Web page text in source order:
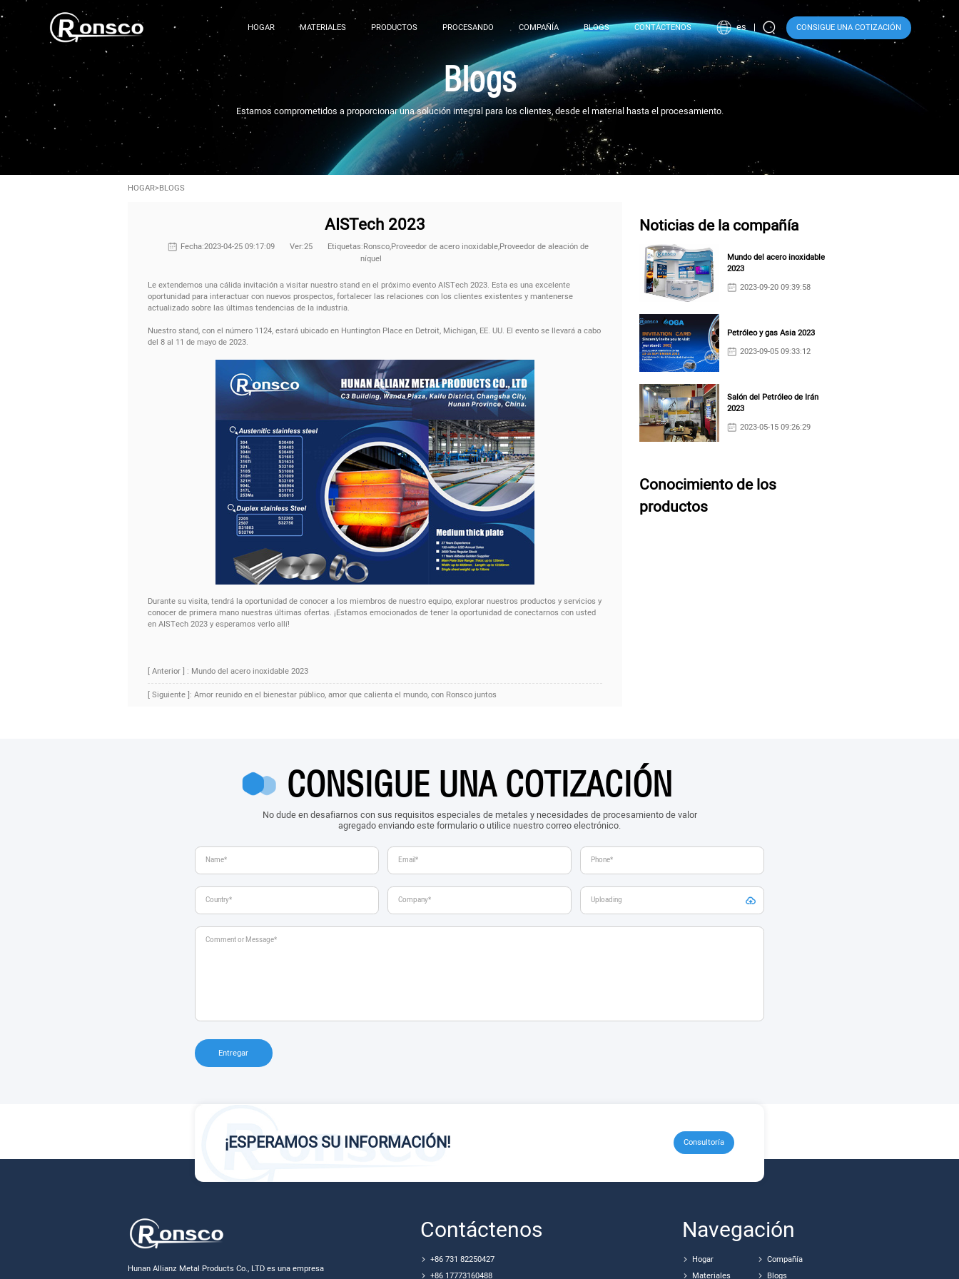
HOGAR MATERIALES PRODUCTOS PROCESANDO COMPAÑÍA BLOGS CONTÁCTENOS es CONSIGUE UNA COTIZACIÓN
Blogs
Estamos comprometidos a proporcionar una solución integral para los clientes, desde el material hasta el procesamiento.
HOGAR>BLOGS
AISTech 2023
Fecha:2023-04-25 09:17:09 Ver:25
Etiquetas:Ronsco,Proveedor de acero inoxidable,Proveedor de aleación de
níquel
Le extendemos una cálida invitación a visitar nuestro stand en el próximo evento AISTech 2023. Esta es una excelente
oportunidad para interactuar con nuevos prospectos, fortalecer las relaciones con los clientes existentes y mantenerse
actualizado sobre las últimas tendencias de la industria.
Nuestro stand, con el número 1124, estará ubicado en Huntington Place en Detroit, Michigan, EE. UU. El evento se llevará a cabo
del 8 al 11 de mayo de 2023.
Durante su visita, tendrá la oportunidad de conocer a los miembros de nuestro equipo, explorar nuestros productos y servicios y
conocer de primera mano nuestras últimas ofertas. ¡Estamos emocionados de tener la oportunidad de conectarnos con usted
en AISTech 2023 y esperamos verlo allí!
[ Anterior ] : Mundo del acero inoxidable 2023
[ Siguiente ]: Amor reunido en el bienestar público, amor que calienta el mundo, con Ronsco juntos
Noticias de la compañía
Mundo del acero inoxidable
2023
2023-09-20 09:39:58
Petróleo y gas Asia 2023
2023-09-05 09:33:12
Salón del Petróleo de Irán
2023
2023-05-15 09:26:29
Conocimiento de los
productos
CONSIGUE UNA COTIZACIÓN
No dude en desafiarnos con sus requisitos especiales de metales y necesidades de procesamiento de valor
agregado enviando este formulario o utilice nuestro correo electrónico.
Entregar
¡ESPERAMOS SU INFORMACIÓN! Consultoría
Hunan Allianz Metal Products Co., LTD es una empresa
Contáctenos
+86 731 82250427
+86 17773160488
Navegación
Hogar
Compañía
Materiales
Blogs